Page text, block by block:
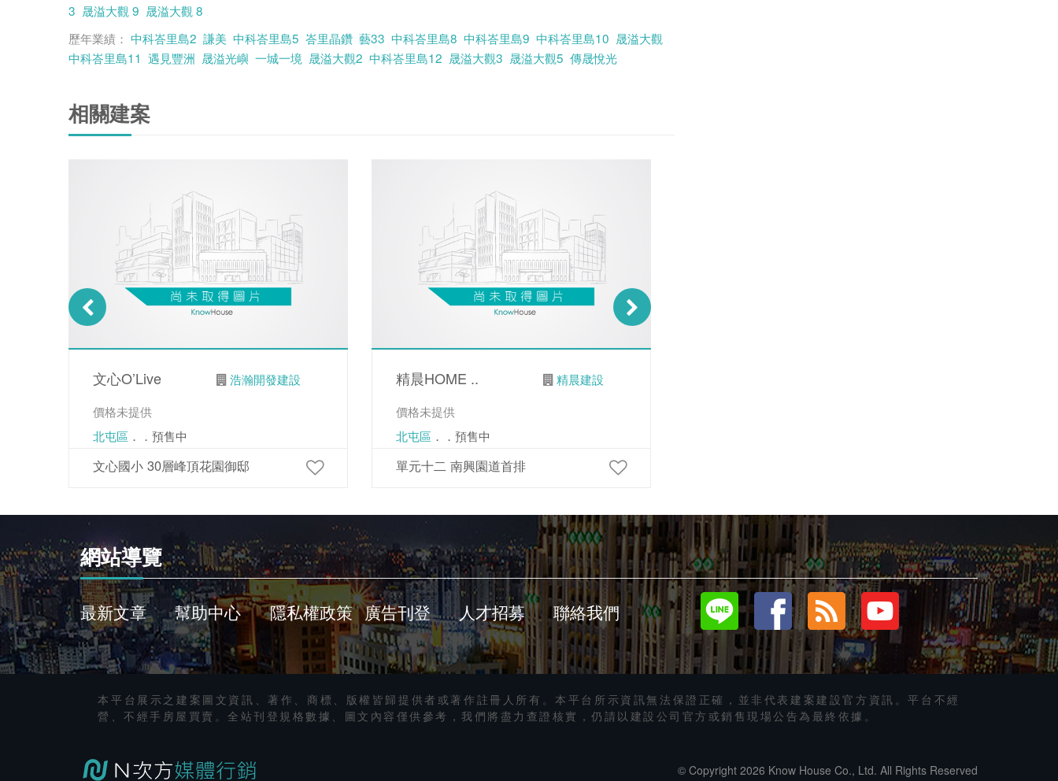
3 晟溢大觀 9 晟溢大觀 8
歷年業績： 中科峇里島2 謙美 中科峇里島5 峇里晶鑽 藝33 中科峇里島8 中科峇里島9 中科峇里島10 晟溢大觀
中科峇里島11 遇見豐洲 晟溢光嶼 一城一境 晟溢大觀2 中科峇里島12 晟溢大觀3 晟溢大觀5 傳晟悅光
相關建案
文心O’Live
浩瀚開發建設
價格未提供
北屯區 ．．預售中
文心國小 30層峰頂花園御邸
精晨HOME ..
精晨建設
價格未提供
北屯區 ．．預售中
單元十二 南興園道首排
網站導覽
最新文章 幫助中心 隱私權政策 廣告刊登 人才招募 聯絡我們
本平台展示之建案圖文資訊、著作、商標、版權皆歸提供者或著作註冊人所有。本平台所示資訊無法保證正確，並非代表建案建設官方資訊。平台不經
營、不經手房屋買賣。全站刊登規格數據、圖文內容僅供參考，我們將盡力查證核實，仍請以建設公司官方或銷售現場公告為最終依據。
© Copyright 2026 Know House Co., Ltd. All Rights Reserved